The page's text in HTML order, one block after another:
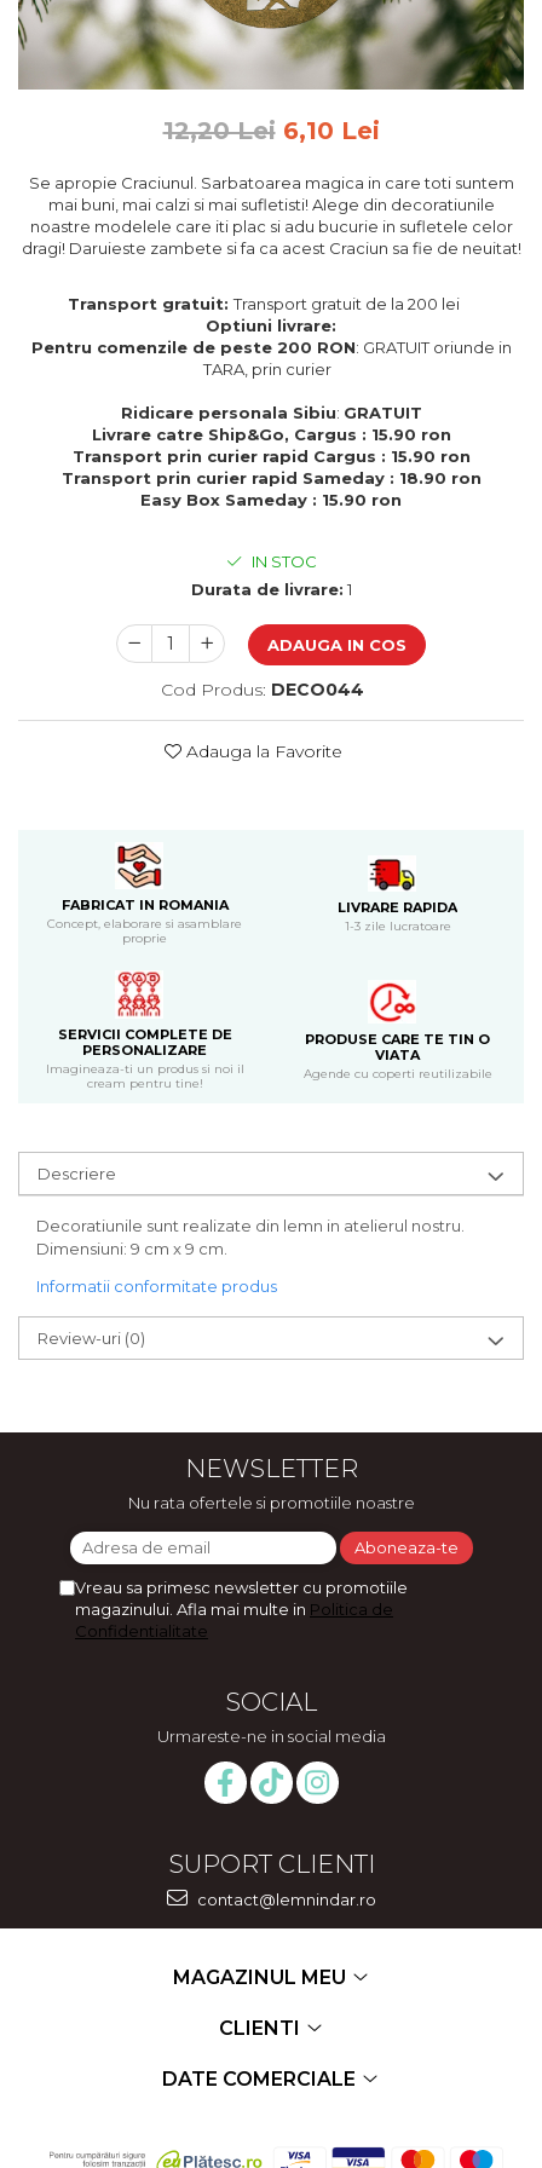
Feng Shui
Tablouri personalizate
Diplome si Plachete
Insigne
Felicitari din lemn
Felicitari pentru cei dragi
Rame foto din lemn
Camion din lemn
Papioane din lemn
Decoratiuni pentru casa
Genti si portofele barbati din
Produse personalizate pentru
nunti si botezuri
Cadouri personalizate pentru
cei dragi
Cadouri pentru profesori
Cadouri pentru EL
Cadouri pentru iubit
Cadouri pentru iubita
Cadouri pentru mama
Cadouri pentru cea mai buna
Cadouri pentru bunici
Cadouri personalizate pentru nasi
Ateliere - planse cu nisip colorat
12,20 Lei 6,10 Lei
Se apropie Craciunul. Sarbatoarea magica in care toti suntem
mai buni, mai calzi si mai sufletisti! Alege din decoratiunile
noastre modelele care iti plac si adu bucurie in sufletele celor
dragi! Daruieste zambete si fa ca acest Craciun sa fie de neuitat!
Transport gratuit:Transport gratuit de la 200 lei
Optiuni livrare:
Pentru comenzile de peste 200 RON: GRATUIT oriunde in
TARA, prin curier
Ridicare personala Sibiu: GRATUIT
Livrare catre Ship&Go, Cargus : 15.90 ron
Transport prin curier rapid Cargus : 15.90 ron
Transport prin curier rapid Sameday : 18.90 ron
Easy Box Sameday : 15.90 ron
IN STOC
Durata de livrare: 1
ADAUGA IN COS
Cod Produs: DECO044
Adauga la Favorite
FABRICAT IN ROMANIA
Concept, elaborare si asamblare
proprie
LIVRARE RAPIDA
1-3 zile lucratoare
SERVICII COMPLETE DE
PERSONALIZARE
Imagineaza-ti un produs si noi il
cream pentru tine!
PRODUSE CARE TE TIN O
VIATA
Agende cu coperti reutilizabile
Descriere
Decoratiunile sunt realizate din lemn in atelierul nostru.
Dimensiuni: 9 cm x 9 cm.
Informatii conformitate produs
Review-uri (0)
NEWSLETTER
Nu rata ofertele si promotiile noastre
Vreau sa primesc newsletter cu promotiile
magazinului. Afla mai multe in Politica de
Confidentialitate
SOCIAL
Urmareste-ne in social media
SUPORT CLIENTI
contact@lemnindar.ro
MAGAZINUL MEU
CLIENTI
DATE COMERCIALE